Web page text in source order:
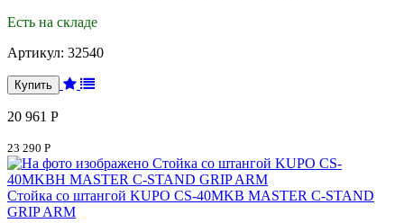
Есть на складе
Артикул: 32540
20 961 Р
23 290 Р
Стойка со штангой KUPO CS-40MKB MASTER C-STAND
GRIP ARM